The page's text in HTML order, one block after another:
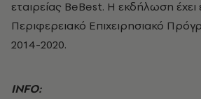
εταιρείας BeBest. Η εκδήλωση έχει
Περιφερειακό Επιχειρησιακό
2014-2020.
INFO: